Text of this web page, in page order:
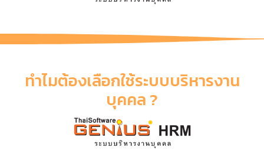
ทำไมต้องเลือกใช้ระบบบริหารงาน
บุคคล ?